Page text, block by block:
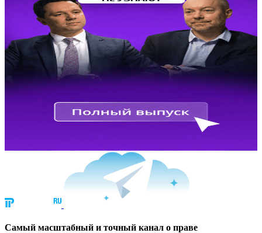
Cамый масштабный и точный канал о праве